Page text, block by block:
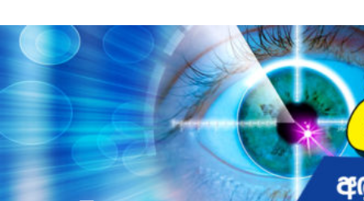
to
contentvinivida.lk